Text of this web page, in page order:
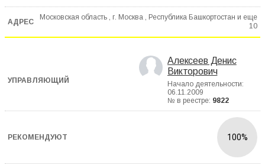
Московская область , г. Москва , Республика Башкортостан и еще
10
Алексеев Денис
Викторович
Начало деятельности:
06.11.2009
№ в реестре: 9822
100%